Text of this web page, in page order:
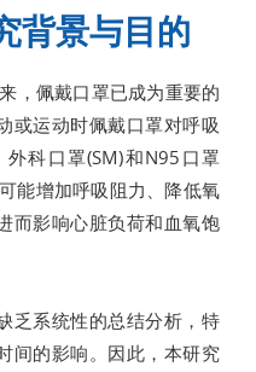
背景与目的
，佩戴口罩已成为重要的
或运动时佩戴口罩对呼吸
科口罩(SM)和N95口罩
能增加呼吸阻力、降低氧
而影响心脏负荷和血氧饱
乏系统性的总结分析，特
间的影响。因此，本研究